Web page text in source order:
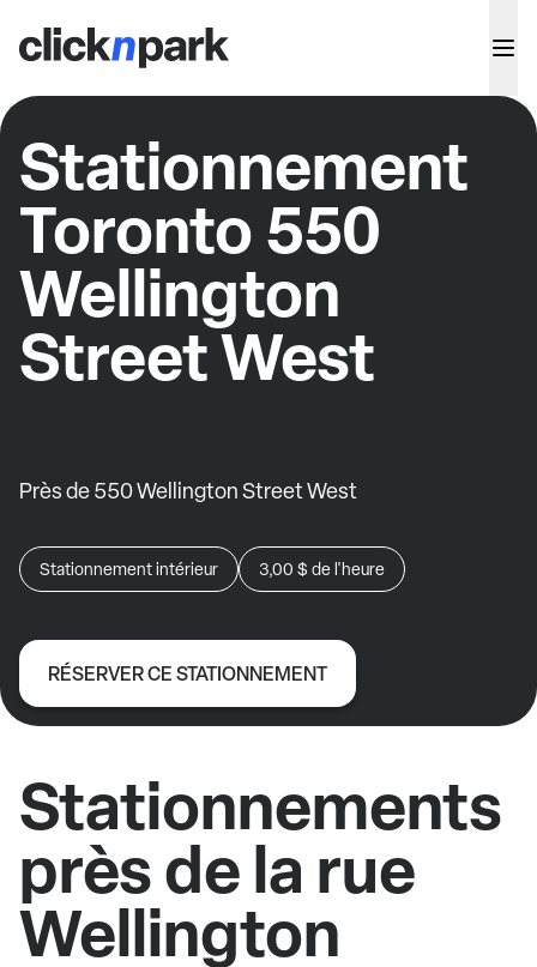
Stationnement
Toronto 550
Wellington
Street West
Près de 550 Wellington Street West
Stationnement intérieur 3,00 $ de l'heure
RÉSERVER CE STATIONNEMENT
Stationnements
près de la rue
Wellington